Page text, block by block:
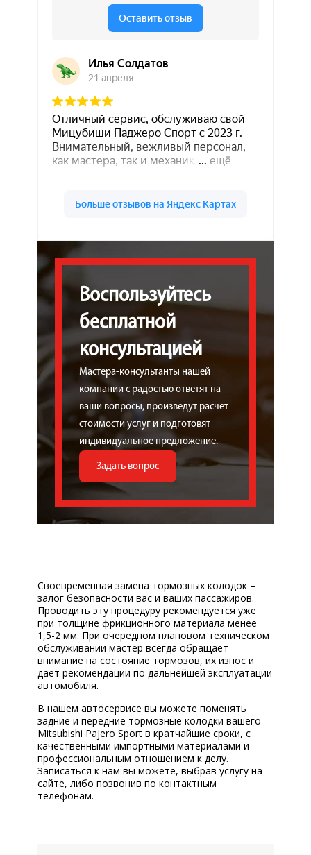
Воспользуйтесь
бесплатной
консультацией
Мастера-консультанты нашей
компании с радостью ответят на
ваши вопросы, произведут расчет
стоимости услуг и подготовят
индивидуальное предложение.
Задать вопрос
Своевременная замена тормозных колодок –
залог безопасности вас и ваших пассажиров.
Проводить эту процедуру рекомендуется уже
при толщине фрикционного материала менее
1,5-2 мм. При очередном плановом техническом
обслуживании мастер всегда обращает
внимание на состояние тормозов, их износ и
дает рекомендации по дальнейшей эксплуатации
автомобиля.
В нашем автосервисе вы можете поменять
задние и передние тормозные колодки вашего
Mitsubishi Pajero Sport в кратчайшие сроки, с
качественными импортными материалами и
профессиональным отношением к делу.
Записаться к нам вы можете, выбрав услугу на
сайте, либо позвонив по контактным
телефонам.